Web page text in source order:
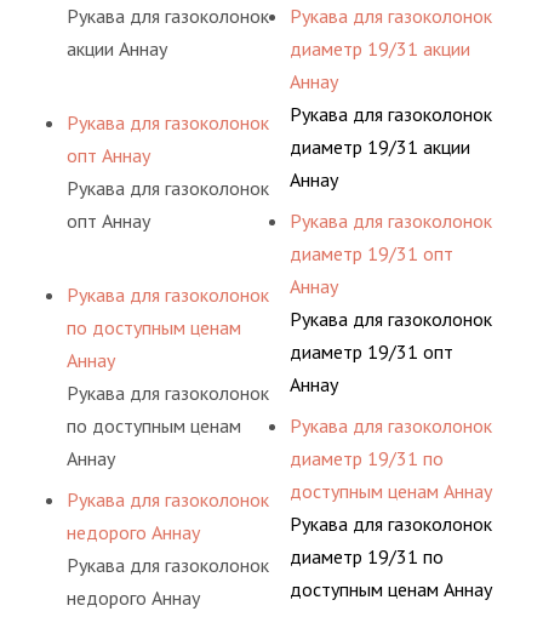
Рукава для газоколонок
акции Аннау
Рукава для газоколонок
опт Аннау
Рукава для газоколонок
опт Аннау
Рукава для газоколонок
по доступным ценам
Аннау
Рукава для газоколонок
по доступным ценам
Аннау
Рукава для газоколонок
недорого Аннау
Рукава для газоколонок
недорого Аннау
Рукава для газоколонок
диаметр 19/31 акции
Аннау
Рукава для газоколонок
диаметр 19/31 акции
Аннау
Рукава для газоколонок
диаметр 19/31 опт
Аннау
Рукава для газоколонок
диаметр 19/31 опт
Аннау
Рукава для газоколонок
диаметр 19/31 по
доступным ценам Аннау
Рукава для газоколонок
диаметр 19/31 по
доступным ценам Аннау